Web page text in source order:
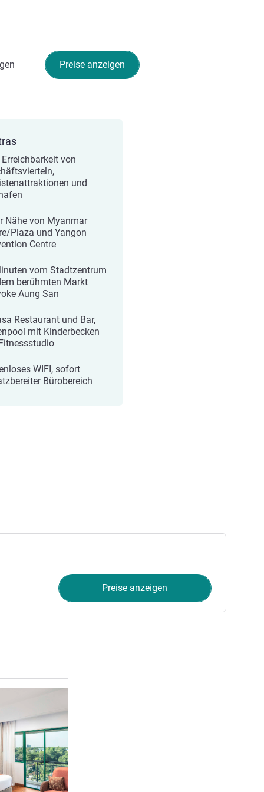
Preise anzeigen
Erreichbarkeit von
und
Nähe von Myanmar
Plaza und Yangon
Centre
vom Stadtzentrum
berühmten Markt
Aung San
Restaurant und Bar,
mit Kinderbecken
WIFI, sofort
Bürobereich
Preise anzeigen